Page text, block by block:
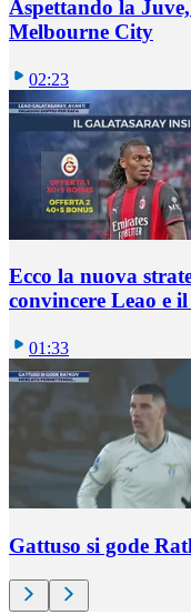
Aspettando la
Melbourne City
02:23
Ecco la nuova
convincere Leao e
01:33
Gattuso si gode